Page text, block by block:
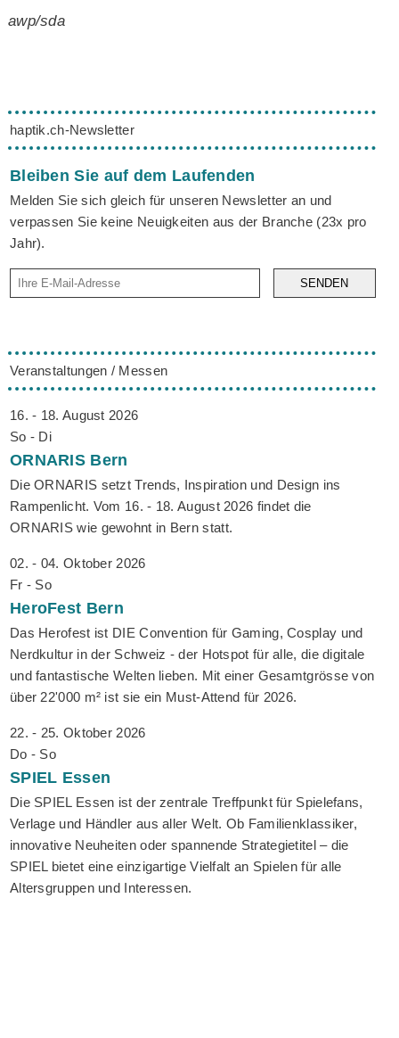
awp/sda
haptik.ch-Newsletter
Bleiben Sie auf dem Laufenden
Melden Sie sich gleich für unseren Newsletter an und
verpassen Sie keine Neuigkeiten aus der Branche (23x pro
Jahr).
SENDEN
Veranstaltungen / Messen
16. - 18. August 2026
So - Di
ORNARIS Bern
Die ORNARIS setzt Trends, Inspiration und Design ins
Rampenlicht. Vom 16. - 18. August 2026 findet die
ORNARIS wie gewohnt in Bern statt.
02. - 04. Oktober 2026
Fr - So
HeroFest Bern
Das Herofest ist DIE Convention für Gaming, Cosplay und
Nerdkultur in der Schweiz - der Hotspot für alle, die digitale
und fantastische Welten lieben. Mit einer Gesamtgrösse von
über 22'000 m² ist sie ein Must-Attend für 2026.
22. - 25. Oktober 2026
Do - So
SPIEL Essen
Die SPIEL Essen ist der zentrale Treffpunkt für Spielefans,
Verlage und Händler aus aller Welt. Ob Familienklassiker,
innovative Neuheiten oder spannende Strategietitel – die
SPIEL bietet eine einzigartige Vielfalt an Spielen für alle
Altersgruppen und Interessen.